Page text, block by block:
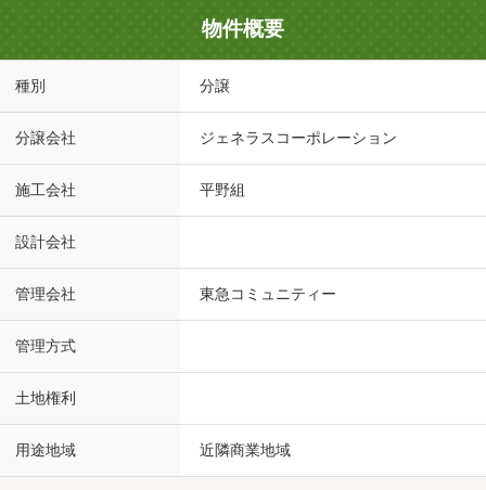
物件概要
種別 分譲
分譲会社 ジェネラスコーポレーション
施工会社 平野組
設計会社
管理会社 東急コミュニティー
管理方式
土地権利
用途地域 近隣商業地域